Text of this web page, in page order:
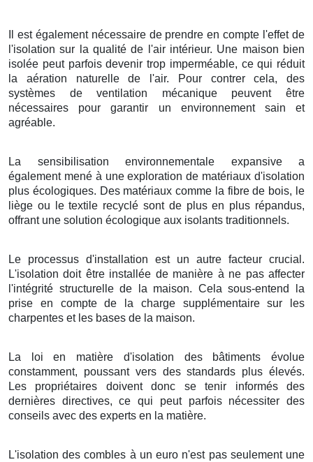
Il est également nécessaire de prendre en compte l'effet de
l'isolation sur la qualité de l'air intérieur. Une maison bien
isolée peut parfois devenir trop imperméable, ce qui réduit
la aération naturelle de l'air. Pour contrer cela, des
systèmes de ventilation mécanique peuvent être
nécessaires pour garantir un environnement sain et
agréable.
La sensibilisation environnementale expansive a
également mené à une exploration de matériaux d'isolation
plus écologiques. Des matériaux comme la fibre de bois, le
liège ou le textile recyclé sont de plus en plus répandus,
offrant une solution écologique aux isolants traditionnels.
Le processus d'installation est un autre facteur crucial.
L'isolation doit être installée de manière à ne pas affecter
l'intégrité structurelle de la maison. Cela sous-entend la
prise en compte de la charge supplémentaire sur les
charpentes et les bases de la maison.
La loi en matière d'isolation des bâtiments évolue
constamment, poussant vers des standards plus élevés.
Les propriétaires doivent donc se tenir informés des
dernières directives, ce qui peut parfois nécessiter des
conseils avec des experts en la matière.
L'isolation des combles à un euro n'est pas seulement une